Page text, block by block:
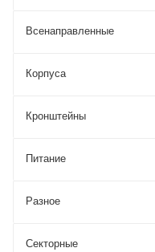
Всенаправленные
Корпуса
Кронштейны
Питание
Разное
Секторные